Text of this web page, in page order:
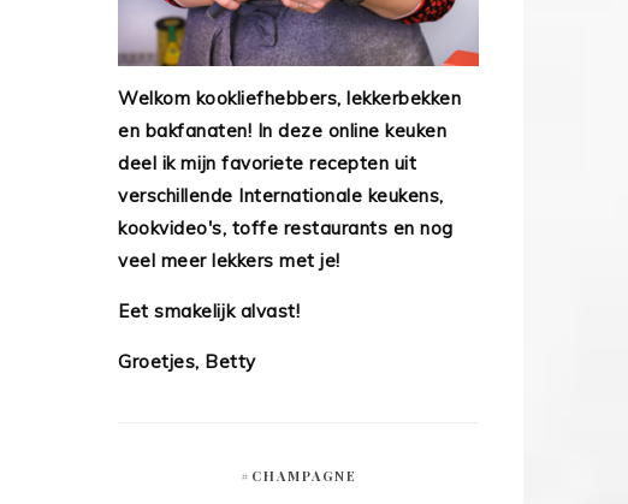
Welkom kookliefhebbers, lekkerbekken
en bakfanaten! In deze online keuken
deel ik mijn favoriete recepten uit
verschillende Internationale keukens,
kookvideo's, toffe restaurants en nog
veel meer lekkers met je!
Eet smakelijk alvast!
Groetjes, Betty
#CHAMPAGNE